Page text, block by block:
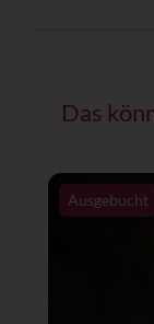
Das
Ausgebucht